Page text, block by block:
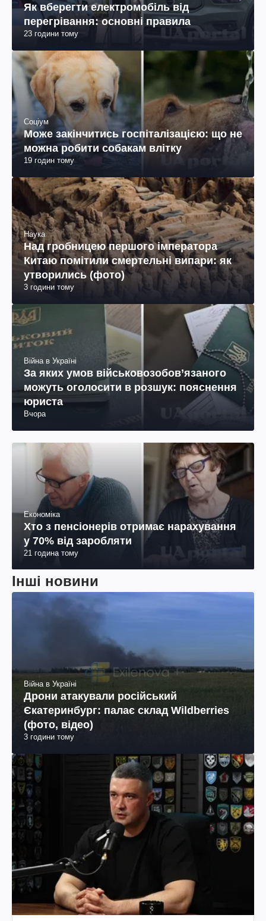
Як вберегти електромобіль від
перегрівання: основні правила
23 години тому
Соціум
Може закінчитись госпіталізацією: що не
можна робити собакам влітку
19 годин тому
Наука
Над гробницею першого імператора
Китаю помітили смертельні випари: як
утворились (фото)
3 години тому
Війна в Україні
За яких умов військовозобов’язаного
можуть оголосити в розшук: пояснення
юриста
Вчора
Економіка
Хто з пенсіонерів отримає нарахування
у 70% від заробляти
21 година тому
Інші новини
Війна в Україні
Дрони атакували російський
Єкатеринбург: палає склад Wildberries
(фото, відео)
3 години тому